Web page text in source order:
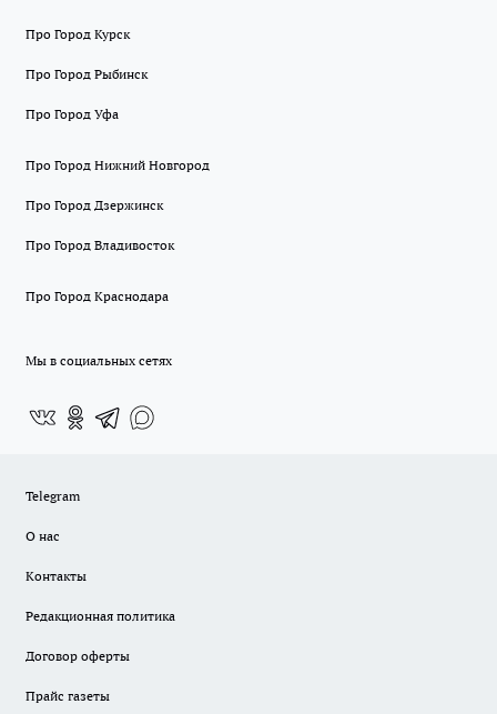
Про Город Курск
Про Город Рыбинск
Про Город Уфа
Про Город Нижний Новгород
Про Город Дзержинск
Про Город Владивосток
Про Город Краснодара
Мы в социальных сетях
Telegram
О нас
Контакты
Редакционная политика
Договор оферты
Прайс газеты